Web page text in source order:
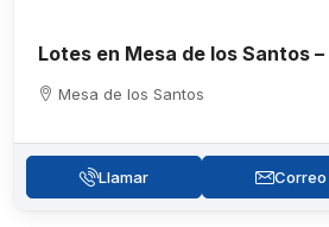
Lotes en Mesa de los Santos
Mesa de los Santos
Llamar Correo